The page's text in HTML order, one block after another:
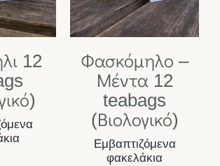
12
Φασκόμηλο –
Μέντα 12
teabags
(Βιολογικό)
Εμβαπτιζόμενα
φακελάκια